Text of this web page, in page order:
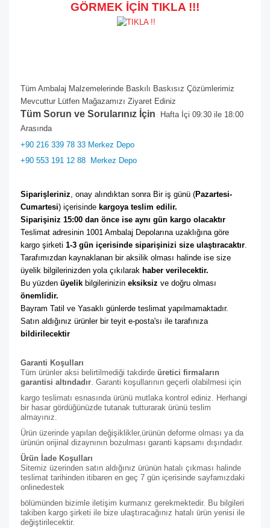
GÖRMEK İÇİN TIKLA !!!
Tüm Ambalaj Malzemelerinde Baskılı Baskısız Çözümlerimiz
Mevcuttur Lütfen Mağazamızı Ziyaret Ediniz
Tüm Sorun ve Sorularınız İçin Hafta İçi 09:30 ile 18:00
Arasında
+90 216 339 78 33 Merkez Depo
+90 553 191 12 88 Merkez Depo
Siparişleriniz, onay alındıktan sonra Bir iş günü (Pazartesi-
Cumartesi) içerisinde kargoya teslim edilir.
Siparişiniz 15:00 dan önce ise aynı gün kargo olacaktır
Teslimat adresinin 1001 Ambalaj Depolarına uzaklığına göre
kargo şirketi 1-3 gün içerisinde siparişinizi size ulaştıracaktır.
Tarafımızdan kaynaklanan bir aksilik olması halinde ise size
üyelik bilgilerinizden yola çıkılarak haber verilecektir.
Bu yüzden üyelik bilgilerinizin eksiksiz
önemlidir.
Bayram Tatil ve Yasaklı günlerde teslimat yapılmamaktadır.
Satın aldığınız ürünler bir teyit e-posta'sı ile tarafınıza
bildirilecektir
Garanti Koşulları
Tüm ürünler aksi belirtilmediği takdirde üretici firmaların
garantisi altındadır. Garanti koşullarının geçerli olabilmesi için
kargo teslimatı esnasında ürünü mutlaka kontrol ediniz. Herhangi
bir hasar gördüğünüzde tutanak tutturarak ürünü teslim
almayınız.
Ürün üzerinde yapılan değişiklikler,ürünün deforme olması ya da
ürünün orijinal dizaynının bozulması garanti kapsamı dışındadır.
Ürün İade Koşulları
Sitemiz üzerinden satın aldığınız ürünün hatalı çıkması halinde
teslimat tarihinden itibaren en geç 7 gün içerisinde sayfamızdaki
onlinedestek
bölümünden bizimle iletişim kurmanız gerekmektedir. Bu bilgileri
takiben kargo şirketi ile bize ulaştıracağınız hatalı ürün yenisi ile
değiştirilecektir.